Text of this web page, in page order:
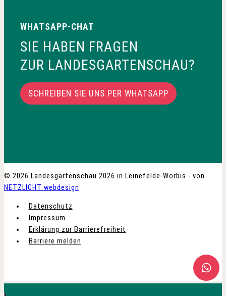
WHATSAPP-CHAT
SIE HABEN FRAGEN
ZUR LANDESGARTENSCHAU?
SCHREIBEN SIE UNS PER WHATSAPP
© 2026 Landesgartenschau 2026 in Leinefelde-Worbis - von
NETZLICHT webdesign
Datenschutz
Impressum
Erklärung zur Barrierefreiheit
Barriere melden